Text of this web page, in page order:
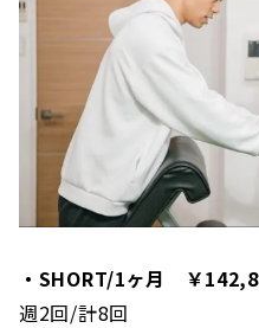
・SHORT/1ヶ月 ￥
週2回/計8回